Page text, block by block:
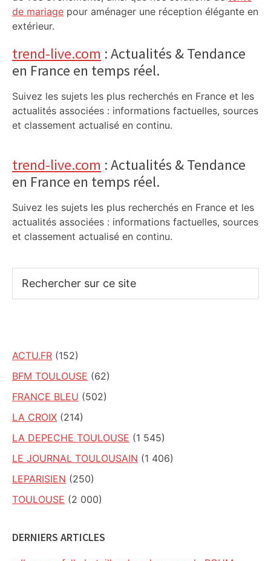
de mariage pour aménager une réception élégante en
extérieur.
trend-live.com : Actualités & Tendance
en France en temps réel.
Suivez les sujets les plus recherchés en France et les
actualités associées : informations factuelles, sources
et classement actualisé en continu.
trend-live.com : Actualités & Tendance
en France en temps réel.
Suivez les sujets les plus recherchés en France et les
actualités associées : informations factuelles, sources
et classement actualisé en continu.
sur
ACTU.FR (152)
BFM TOULOUSE (62)
FRANCE BLEU (502)
LA CROIX (214)
LA DEPECHE TOULOUSE (1 545)
LE JOURNAL TOULOUSAIN (1 406)
LEPARISIEN (250)
TOULOUSE (2 000)
DERNIERS ARTICLES